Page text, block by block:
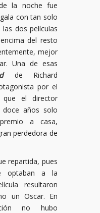
la noche fue
con tan solo
dos películas
del resto
mejor
Una de esas
de Richard
por el
el director
doce años solo
a casa,
perdedora de
repartida, pues
optaban a la
resultaron
un Oscar. En
no hubo